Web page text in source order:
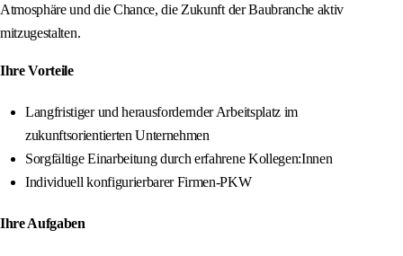
Atmosphäre und die Chance, die Zukunft der Baubranche aktiv
mitzugestalten.
Ihre Vorteile
Langfristiger und herausfordernder Arbeitsplatz im
zukunftsorientierten Unternehmen
Sorgfältige Einarbeitung durch erfahrene Kollegen:Innen
Individuell konfigurierbarer Firmen-PKW
Ihre Aufgaben